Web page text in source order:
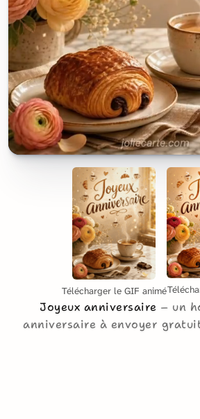
Télécharger le GIF animé
Joyeux anniversaire
un
anniversaire à envoyer